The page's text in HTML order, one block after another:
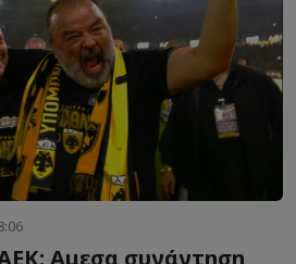
ΑΕΚ: Αμεσα συνάντηση